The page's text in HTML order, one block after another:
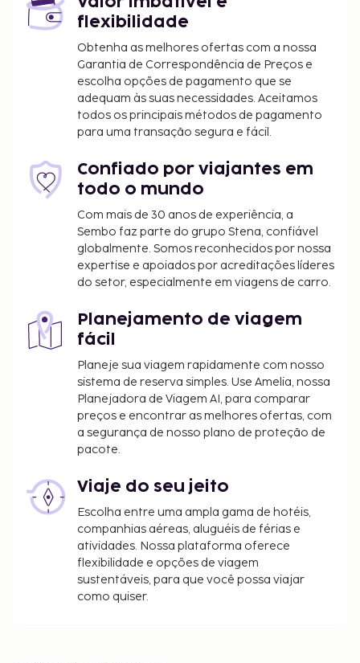
As principais comodidades incluem uma receção
aberta 24 horas, armazenamento de bagagem e
uma lavandaria. Há estacionamento limitado no
local. Não perca as várias atividades recreativas e
de entretimento ao seu dispor, incluindo uma sala
de fitness aberta 24 horas. O espaço oferece ainda
Wi-fi grátis. O hotel serve pequenos-almoços buffet
sobretaxa. LOCALIZE A classificação do alojamento,
fornecida pelo nosso sistema de classificação, tem
por base o tipo de alojamento, as comodidades e
os serviços.
Tarifa de pequeno-almoço buffet: 88 CNY por
adulto e 44 CNY por criança (valores
aproximados)
A lista anterior pode não estar completa. As taxas e
os depósitos podem não incluir impostos e estão
sujeitos a alterações.
Não são permitidos animais de estimação
neste alojamento, incluindo animais de
assistência.
flexibilidade
Obtenha as melhores ofertas com a nossa
Garantia de Correspondência de Preços e
escolha opções de pagamento que se
adequam às suas necessidades. Aceitamos
todos os principais métodos de pagamento
para uma transação segura e fácil.
Confiado por viajantes em
todo o mundo
Com mais de 30 anos de experiência, a
Sembo faz parte do grupo Stena, confiável
globalmente. Somos reconhecidos por nossa
expertise e apoiados por acreditações líderes
do setor, especialmente em viagens de carro.
Planejamento de viagem
fácil
Planeje sua viagem rapidamente com nosso
sistema de reserva simples. Use Amelia, nossa
Planejadora de Viagem AI, para comparar
preços e encontrar as melhores ofertas, com
a segurança de nosso plano de proteção de
pacote.
Viaje do seu jeito
Escolha entre uma ampla gama de hotéis,
companhias aéreas, aluguéis de férias e
atividades. Nossa plataforma oferece
flexibilidade e opções de viagem
sustentáveis, para que você possa viajar
como quiser.